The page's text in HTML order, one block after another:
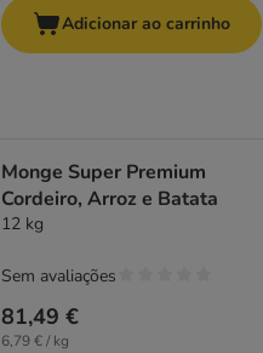
Adicionar ao carrinho
Monge Super Premium
Cordeiro, Arroz e Batata
12 kg
81,49 €
6,79 € / kg
Sem avaliações